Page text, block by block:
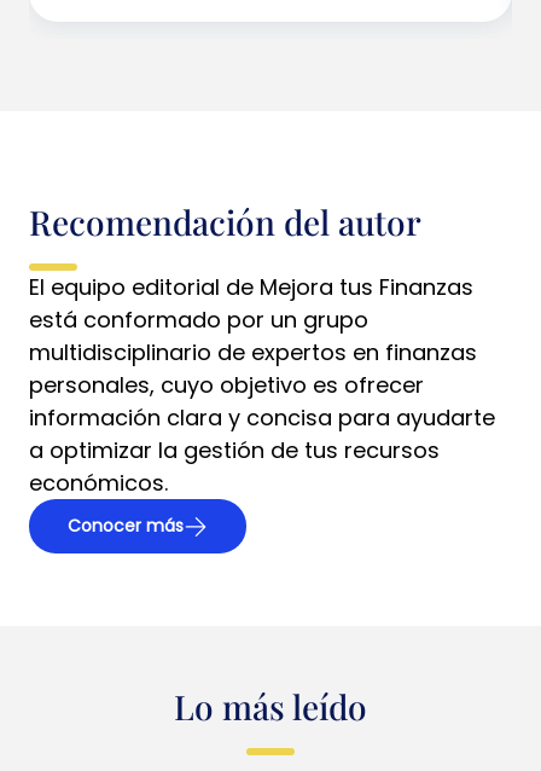
Recomendación del autor
El equipo editorial de Mejora tus Finanzas
está conformado por un grupo
multidisciplinario de expertos en finanzas
personales, cuyo objetivo es ofrecer
información clara y concisa para ayudarte
a optimizar la gestión de tus recursos
económicos.
Conocer más
Lo más leído